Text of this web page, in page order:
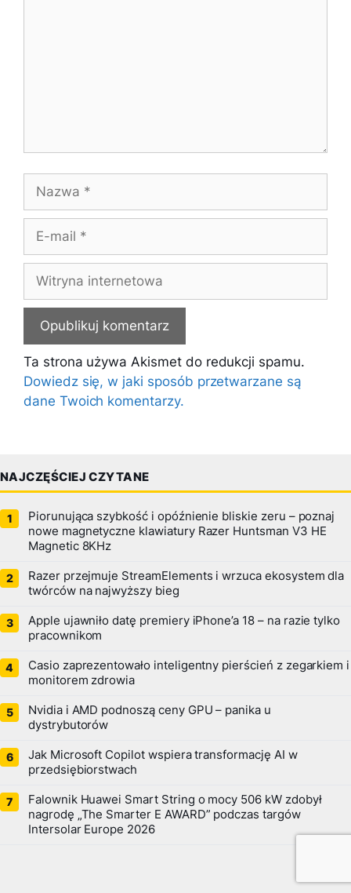
mail
internetowa
Ta strona używa Akismet do redukcji spamu.
Dowiedz się, w jaki sposób przetwarzane są
dane Twoich komentarzy.
NAJCZĘŚCIEJ CZYTANE
Piorunująca szybkość i opóźnienie bliskie zeru – poznaj
nowe magnetyczne klawiatury Razer Huntsman V3 HE
Magnetic 8KHz
Razer przejmuje StreamElements i wrzuca ekosystem dla
twórców na najwyższy bieg
Apple ujawniło datę premiery iPhone’a 18 – na razie tylko
pracownikom
Casio zaprezentowało inteligentny pierścień z zegarkiem i
monitorem zdrowia
Nvidia i AMD podnoszą ceny GPU – panika u
dystrybutorów
Jak Microsoft Copilot wspiera transformację AI w
przedsiębiorstwach
Falownik Huawei Smart String o mocy 506 kW zdobył
nagrodę „The Smarter E AWARD” podczas targów
Intersolar Europe 2026